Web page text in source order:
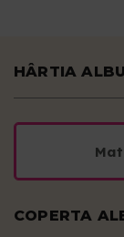
HÂRTIA
Mat
COPERTA